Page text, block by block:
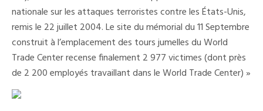
nationale sur les attaques terroristes contre les États-Unis,
remis le 22 juillet 2004. Le site du mémorial du 11 Septembre
construit à l’emplacement des tours jumelles du World
Trade Center recense finalement 2 977 victimes (dont près
de 2 200 employés travaillant dans le World Trade Center) »